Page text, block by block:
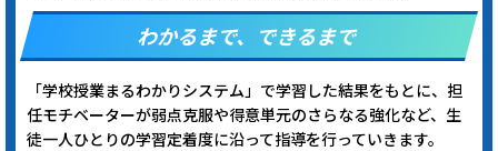
わかるまで、できるまで
「学校授業まるわかりシステム」で学習した結果をもとに、担
任モチベーターが弱点克服や得意単元のさらなる強化など、生
徒一人ひとりの学習定着度に沿って指導を行っていきます。